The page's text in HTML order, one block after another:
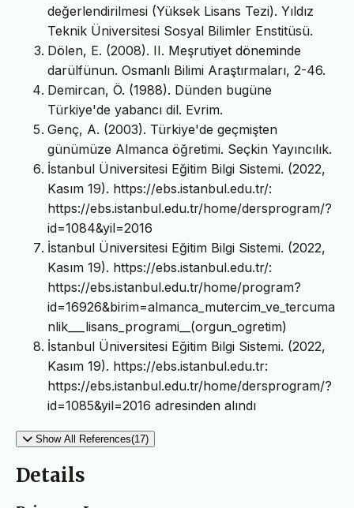
değerlendirilmesi (Yüksek Lisans Tezi). Yıldız
Teknik Üniversitesi Sosyal Bilimler Enstitüsü.
Dölen, E. (2008). II. Meşrutiyet döneminde
darülfünun. Osmanlı Bilimi Araştırmaları, 2-46.
Demircan, Ö. (1988). Dünden bugüne
Türkiye'de yabancı dil. Evrim.
Genç, A. (2003). Türkiye'de geçmişten
günümüze Almanca öğretimi. Seçkin Yayıncılık.
İstanbul Üniversitesi Eğitim Bilgi Sistemi. (2022,
Kasım 19). https://ebs.istanbul.edu.tr/:
https://ebs.istanbul.edu.tr/home/dersprogram/?
id=1084&yil=2016
İstanbul Üniversitesi Eğitim Bilgi Sistemi. (2022,
Kasım 19). https://ebs.istanbul.edu.tr/:
https://ebs.istanbul.edu.tr/home/program?
id=16926&birim=almanca_mutercim_ve_tercuma
nlik___lisans_programi__(orgun_ogretim)
İstanbul Üniversitesi Eğitim Bilgi Sistemi. (2022,
Kasım 19). https://ebs.istanbul.edu.tr:
https://ebs.istanbul.edu.tr/home/dersprogram/?
id=1085&yil=2016 adresinden alındı
Show All References(17)
Details